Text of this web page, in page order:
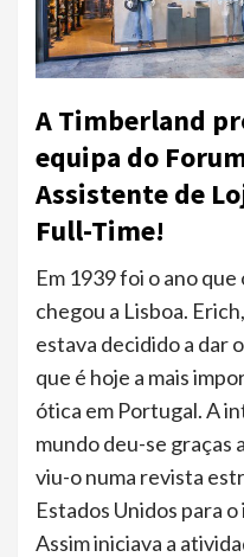
A Timberland
equipa do
Assistente de
Full-Time!
Em 1939 foi o ano
chegou a Lisboa.
estava decidido a dar
que é hoje a mais
ótica em Portugal. A
mundo deu-se graças
viu-o numa revista
Estados Unidos para
Assim iniciava a